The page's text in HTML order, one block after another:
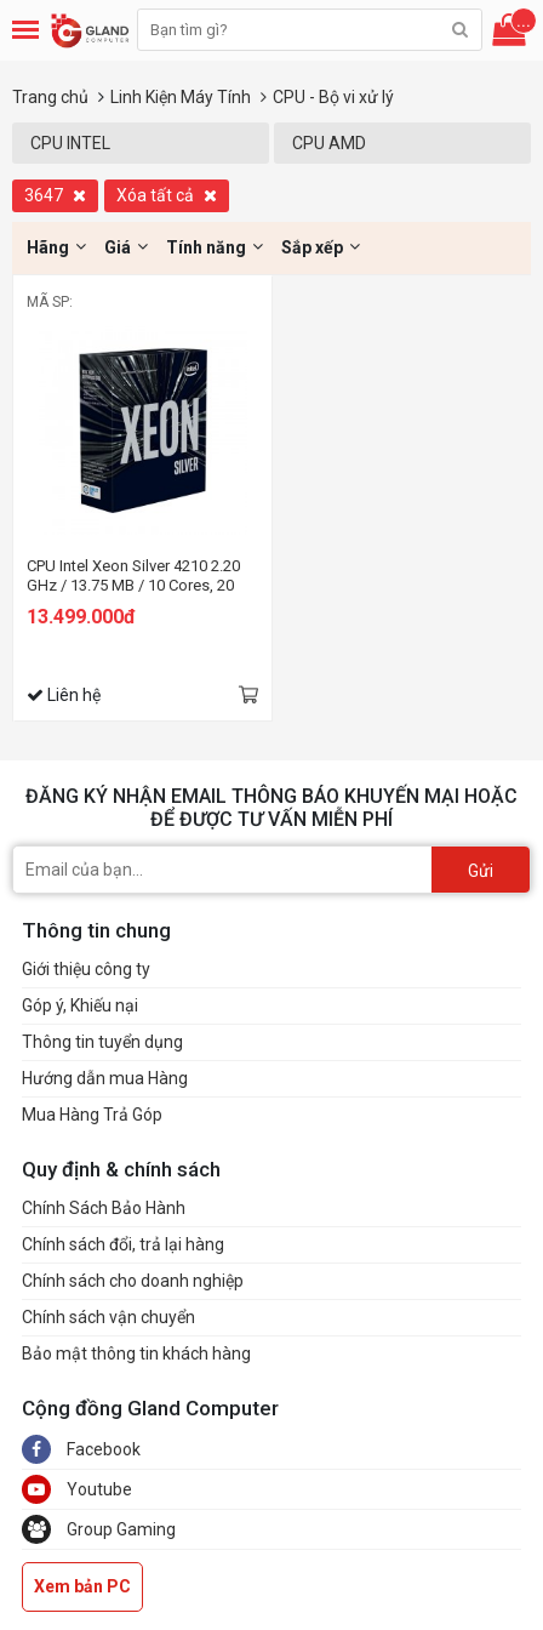
...
Trang chủ Linh Kiện Máy Tính CPU - Bộ vi xử lý
CPU INTEL CPU AMD
3647 Xóa tất cả
Hãng Giá Tính năng Sắp xếp
MÃ SP:
CPU Intel Xeon Silver 4210 2.20
GHz / 13.75 MB / 10 Cores, 20
13.499.000đ
Liên hệ
ĐĂNG KÝ NHẬN EMAIL THÔNG BÁO KHUYẾN MẠI HOẶC
ĐỂ ĐƯỢC TƯ VẤN MIỄN PHÍ
Gửi
Thông tin chung
Giới thiệu công ty
Góp ý, Khiếu nại
Thông tin tuyển dụng
Hướng dẫn mua Hàng
Mua Hàng Trả Góp
Quy định & chính sách
Chính Sách Bảo Hành
Chính sách đổi, trả lại hàng
Chính sách cho doanh nghiệp
Chính sách vận chuyển
Bảo mật thông tin khách hàng
Cộng đồng Gland Computer
Facebook
Youtube
Group Gaming
Xem bản PC